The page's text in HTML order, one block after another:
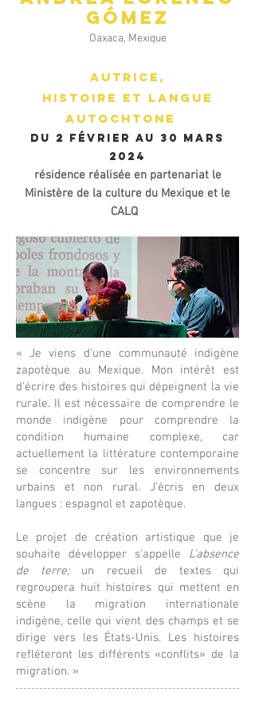
Gómez
Oaxaca, Mexique
Autric e,
Hist oire et langue
autochtone
DU 2 février au 30 mars
2024
résidence réalisée en partenariat le
Ministère de la culture du Mexique et le
CALQ
« Je viens d'une communauté indigène
zapotèque au Mexique. Mon intérêt est
d'écrire des histoires qui dépeignent la vie
rurale. Il est nécessaire de comprendre le
monde indigène pour comprendre la
condition humaine complexe, car
actuellement la littérature contemporaine
se concentre sur les environnements
urbains et non rural. J'écris en deux
langues : espagnol et zapotèque.
Le projet de création artistique que je
souhaite développer s'appelle L'absence
de terre;un recueil de textes qui
regroupera huit histoires qui mettent en
scène la migration internationale
indigène, celle qui vient des champs et se
dirige vers les États-Unis. Les histoires
refléteront les différents «conflits» de la
migration. »